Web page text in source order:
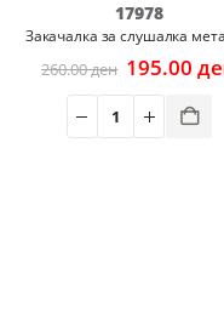
17978
Закачалка за слушалка
260.00ден Original
was:
260.00
195.00